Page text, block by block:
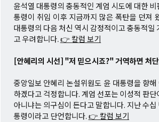
윤석열 대통령의 충동적인 계엄 시도에 대한
통령이 취임 이후 지금까지 많은 폭탄을 던져
대통령의 다음 처신 역시 감정적이고 충동적
고 우려합니다.👉 칼럼 보기
[안혜리의 시선] "저 믿으시죠?" 거역하면 처
중앙일보 안혜리 논설위원도 윤 대통령을 향
하겠다고 걱정합니다. 계엄 선포는 이성적 판
아니냐는 의구심이 든다고 말합니다. 지난 수
통령이라고 단언합니다.👉 칼럼 보기